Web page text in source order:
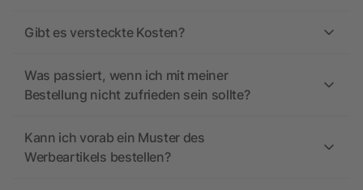
Gibt es versteckte Kosten?
Was passiert, wenn ich mit meiner
Bestellung nicht zufrieden sein sollte?
Kann ich vorab ein Muster des
Werbeartikels bestellen?